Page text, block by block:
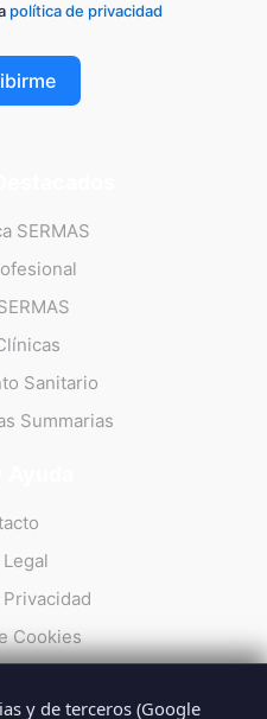
política de privacidad
SERMAS
Sanitario
Summarias
Cookies
y de terceros (Google